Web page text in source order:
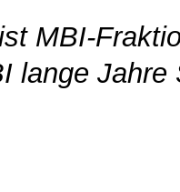
MBI-
lange